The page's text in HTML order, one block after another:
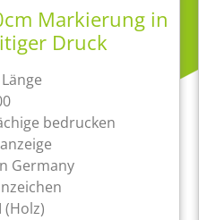
Markierung in
Druck
bedrucken
Germany
(Holz)